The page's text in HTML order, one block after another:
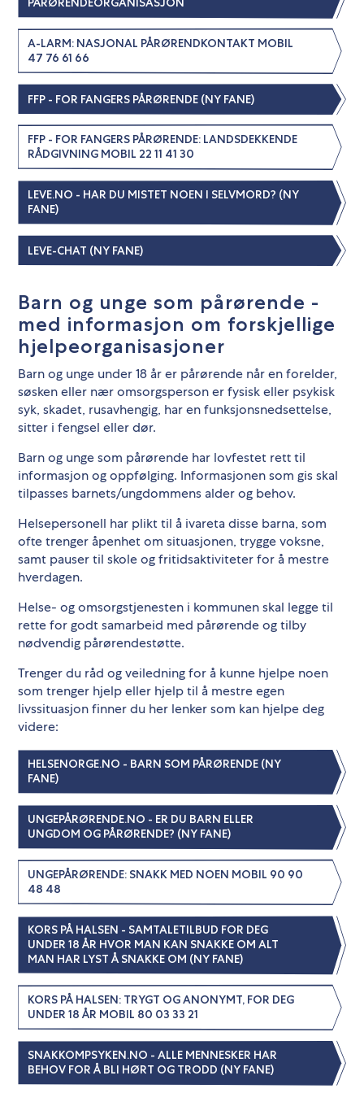
A-LARM: NASJONAL PÅRØRENDKONTAKT MOBIL
47 76 61 66
FFP - FOR FANGERS PÅRØRENDE (NY FANE)
FFP - FOR FANGERS PÅRØRENDE: LANDSDEKKENDE
RÅDGIVNING MOBIL 22 11 41 30
LEVE.NO - HAR DU MISTET NOEN I SELVMORD? (NY
FANE)
LEVE-CHAT (NY FANE)
Barn og unge som pårørende -
med informasjon om forskjellige
hjelpeorganisasjoner
Barn og unge under 18 år er pårørende når en forelder,
søsken eller nær omsorgsperson er fysisk eller psykisk
syk, skadet, rusavhengig, har en funksjonsnedsettelse,
sitter i fengsel eller dør.
Barn og unge som pårørende har lovfestet rett til
informasjon og oppfølging. Informasjonen som gis skal
tilpasses barnets/ungdommens alder og behov.
Helsepersonell har plikt til å ivareta disse barna, som
ofte trenger åpenhet om situasjonen, trygge voksne,
samt pauser til skole og fritidsaktiviteter for å mestre
hverdagen.
Helse- og omsorgstjenesten i kommunen skal legge til
rette for godt samarbeid med pårørende og tilby
nødvendig pårørendestøtte.
Trenger du råd og veiledning for å kunne hjelpe noen
som trenger hjelp eller hjelp til å mestre egen
livssituasjon finner du her lenker som kan hjelpe deg
videre:
HELSENORGE.NO - BARN SOM PÅRØRENDE (NY
FANE)
UNGEPÅRØRENDE.NO - ER DU BARN ELLER
UNGDOM OG PÅRØRENDE? (NY FANE)
UNGEPÅRØRENDE: SNAKK MED NOEN MOBIL 90 90
48 48
KORS PÅ HALSEN - SAMTALETILBUD FOR DEG
UNDER 18 ÅR HVOR MAN KAN SNAKKE OM ALT
MAN HAR LYST Å SNAKKE OM (NY FANE)
KORS PÅ HALSEN: TRYGT OG ANONYMT, FOR DEG
UNDER 18 ÅR MOBIL 80 03 33 21
SNAKKOMPSYKEN.NO - ALLE MENNESKER HAR
BEHOV FOR Å BLI HØRT OG TRODD (NY FANE)